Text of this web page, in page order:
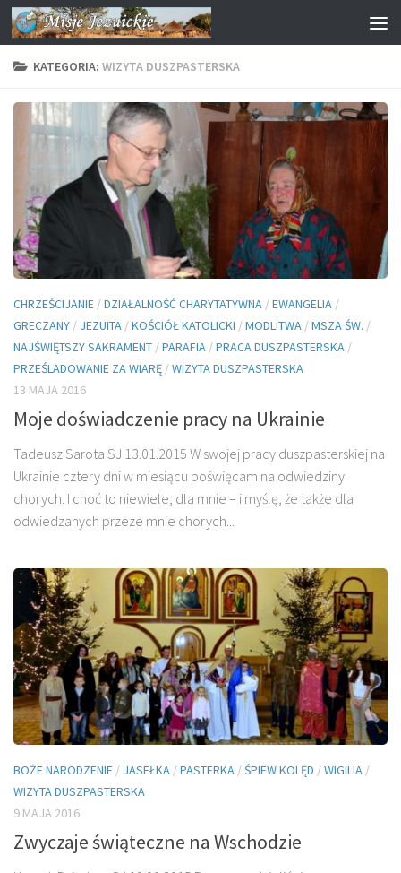
Przejdź do treści
KATEGORIA: WIZYTA DUSZPASTERSKA
CHRZEŚCIJANIE /DZIAŁALNOŚĆ CHARYTATYWNA /EWANGELIA /
GRECZANY / JEZUITA /KOŚCIÓŁ KATOLICKI /MODLITWA /MSZA ŚW. /
NAJŚWIĘTSZY SAKRAMENT /PARAFIA /PRACA DUSZPASTERSKA /
PRZEŚLADOWANIE ZA WIARĘ /WIZYTA DUSZPASTERSKA
13 MAJA 2016
Moje doświadczenie pracy na Ukrainie
Tadeusz Sarota SJ 13.01.2015 W swojej pracy duszpasterskiej na
Ukrainie cztery dni w miesiącu poświęcam na odwiedziny
chorych. I choć to niewiele, dla mnie – i myślę, że także dla
odwiedzanych przeze mnie chorych...
BOŻE NARODZENIE / JASEŁKA /PASTERKA /ŚPIEW KOLĘD /WIGILIA /
WIZYTA DUSZPASTERSKA
9 MAJA 2016
Zwyczaje świąteczne na Wschodzie